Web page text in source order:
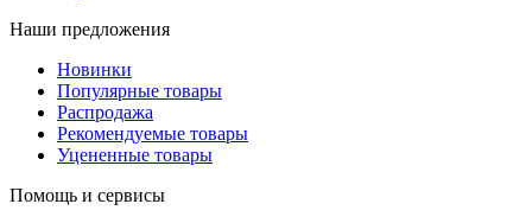
Наши предложения
Новинки
Популярные товары
Распродажа
Рекомендуемые товары
Уцененные товары
Помощь и сервисы